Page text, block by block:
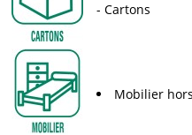
Cartons
Mobilier